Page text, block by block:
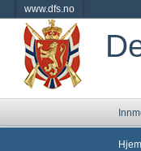
www.dfs.no